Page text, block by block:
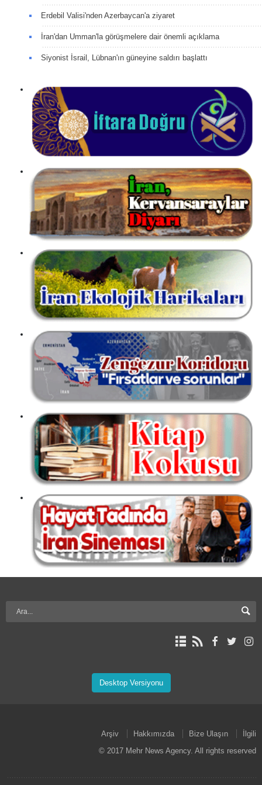
Erdebil Valisi'nden Azerbaycan'a ziyaret
İran'dan Umman'la görüşmelere dair önemli açıklama
Siyonist İsrail, Lübnan'ın güneyine saldırı başlattı
Desktop Versiyonu
Arşiv Hakkımızda Bize Ulaşın
İlgili
© 2017 Mehr News Agency. All rights reserved